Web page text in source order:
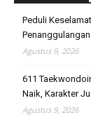
Peduli
Agustus 9, 2026
611
Naik, Karakter
Agustus 9, 2026